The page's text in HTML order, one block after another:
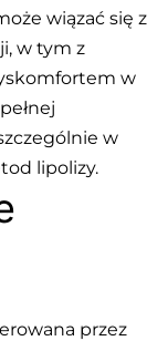
wiązać się z
w tym z
w
w
lipolizy.
przez